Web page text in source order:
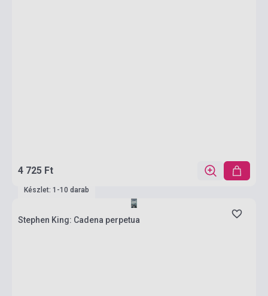
4 725 Ft
Készlet: 1-10 darab
Stephen King: Cadena perpetua